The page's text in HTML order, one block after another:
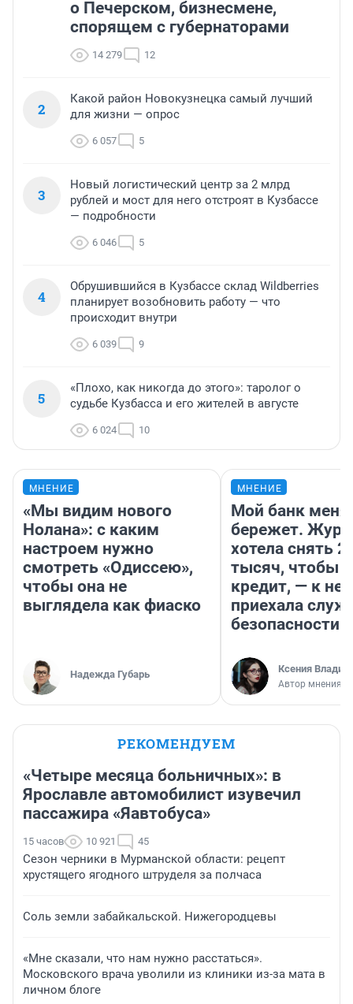
о Печерском, бизнесмене,
спорящем с губернаторами
14 279 12
2
Какой район Новокузнецка самый лучший
для жизни — опрос
6 057 5
3
Новый логистический центр за 2 млрд
рублей и мост для него отстроят в Кузбассе
— подробности
6 046 5
4
Обрушившийся в Кузбассе склад Wildberries
планирует возобновить работу — что
происходит внутри
6 039 9
5
«Плохо, как никогда до этого»: таролог о
судьбе Кузбасса и его жителей в августе
6 024 10
МНЕНИЕ
«Мы видим нового
Нолана»: с каким
настроем нужно
смотреть «Одиссею»,
чтобы она не
выглядела как фиаско
Надежда Губарь
МНЕНИЕ
Мой банк меня
бережет.
хотела снять
тысяч, чтобы
кредит, — к
приехала
безопасности
Ксения
Автор мнения
РЕКОМЕНДУЕМ
«Четыре месяца больничных»: в
Ярославле автомобилист изувечил
пассажира «Яавтобуса»
15 часов 10 921 45
Сезон черники в Мурманской области: рецепт
хрустящего ягодного штруделя за полчаса
Соль земли забайкальской. Нижегородцевы
«Мне сказали, что нам нужно расстаться».
Московского врача уволили из клиники из-за мата в
личном блоге